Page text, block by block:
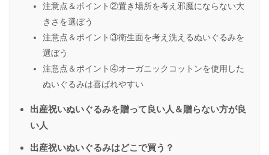
注意点＆ポイント②置き場所を考え邪魔にならない大
きさを選ぼう
注意点＆ポイント③衛生面を考え洗えるぬいぐるみを
選ぼう
注意点＆ポイント④オーガニックコットンを使用した
ぬいぐるみは喜ばれやすい
出産祝いぬいぐるみを贈って良い人＆贈らない方が良
い人
出産祝いぬいぐるみはどこで買う？